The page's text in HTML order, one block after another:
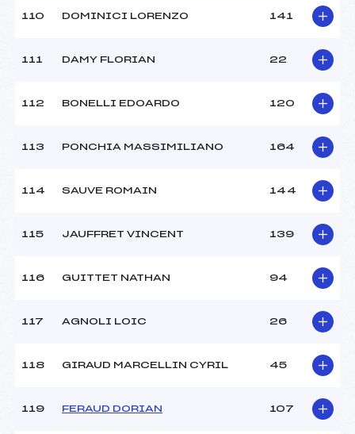
110 DOMINICI LORENZO 141
111 DAMY FLORIAN 22
112 BONELLI EDOARDO 120
113 PONCHIA MASSIMILIANO 164
114 SAUVE ROMAIN 144
115 JAUFFRET VINCENT 139
116 GUITTET NATHAN 94
117 AGNOLI LOIC 26
118 GIRAUD MARCELLIN CYRIL 45
119 FERAUD DORIAN 107